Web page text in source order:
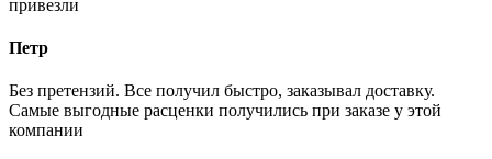
привезли
Петр
Без претензий. Все получил быстро, заказывал доставку.
Самые выгодные расценки получились при заказе у этой
компании